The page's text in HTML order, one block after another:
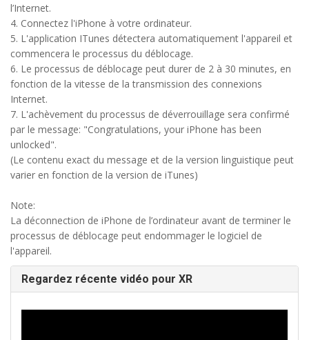
l’Internet.
4. Connectez l'iPhone à votre ordinateur.
5. L'application ITunes détectera automatiquement l'appareil et
commencera le processus du déblocage.
6. Le processus de déblocage peut durer de 2 à 30 minutes, en
fonction de la vitesse de la transmission des connexions
Internet.
7. L'achèvement du processus de déverrouillage sera confirmé
par le message: "Congratulations, your iPhone has been
unlocked".
(Le contenu exact du message et de la version linguistique peut
varier en fonction de la version de iTunes)
Note:
La déconnection de iPhone de l’ordinateur avant de terminer le
processus de déblocage peut endommager le logiciel de
l'appareil.
Regardez récente vidéo pour XR